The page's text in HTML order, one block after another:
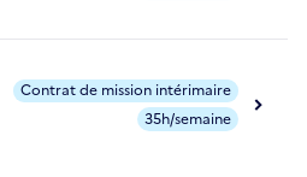
Contrat de mission intérimaire
35h/semaine